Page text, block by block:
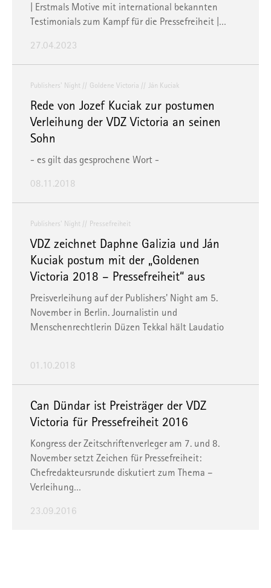
| Erstmals Motive mit international bekannten
Testimonials zum Kampf für die Pressefreiheit |…
27.04.2023
Publishers' Night Goldene Victoria Ján Kuciak
Rede von Jozef Kuciak zur postumen
Verleihung der VDZ Victoria an seinen
Sohn
- es gilt das gesprochene Wort -
08.11.2018
Publishers' Night Pressefreiheit
VDZ zeichnet Daphne Galizia und Ján
Kuciak postum mit der „Goldenen
Victoria 2018 – Pressefreiheit“ aus
Preisverleihung auf der Publishers' Night am 5.
November in Berlin. Journalistin und
Menschenrechtlerin Düzen Tekkal hält Laudatio
01.10.2018
Can Dündar ist Preisträger der VDZ
Victoria für Pressefreiheit 2016
Kongress der Zeitschriftenverleger am 7. und 8.
November setzt Zeichen für Pressefreiheit:
Chefredakteursrunde diskutiert zum Thema –
Verleihung…
23.09.2016